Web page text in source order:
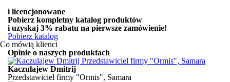
i licencjonowane
Pobierz kompletny katalog produktów
i uzyskaj 3% rabatu na pierwsze zamówienie!
Pobierz katalog
Co mówią klienci
Opinie o naszych produktach
Kaczulajew Dmitrij
Przedstawiciel firmy "Ormis", Samara